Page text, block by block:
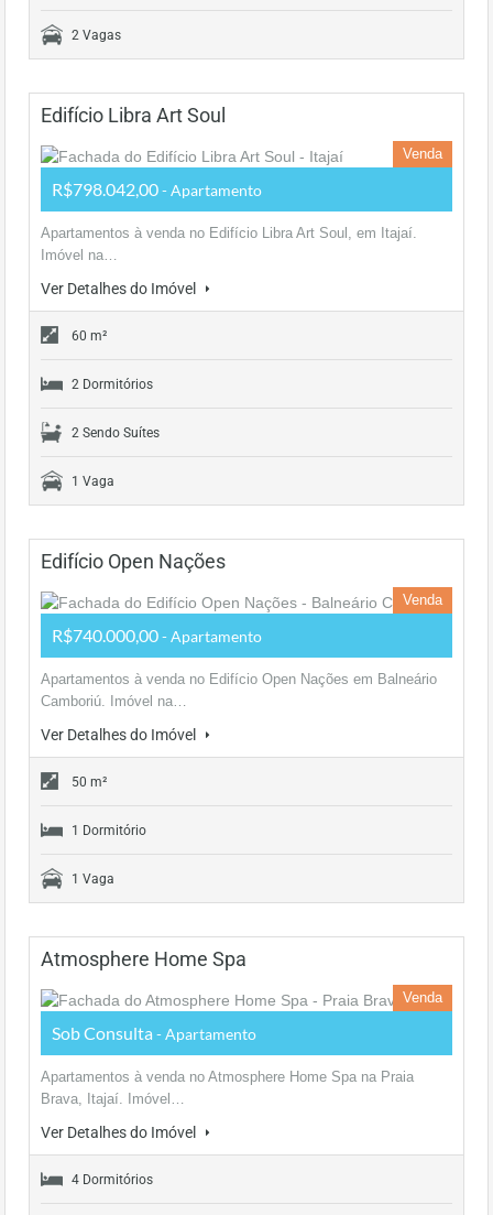
2 Vagas
Edifício Libra Art Soul
Venda
R$798.042,00- Apartamento
Apartamentos à venda no Edifício Libra Art Soul, em Itajaí.
Imóvel na…
Ver Detalhes do Imóvel
60 m²
2 Dormitórios
2 Sendo Suítes
1 Vaga
Edifício Open Nações
Venda
R$740.000,00- Apartamento
Apartamentos à venda no Edifício Open Nações em Balneário
Camboriú. Imóvel na…
Ver Detalhes do Imóvel
50 m²
1 Dormitório
1 Vaga
Atmosphere Home Spa
Venda
Sob Consulta - Apartamento
Apartamentos à venda no Atmosphere Home Spa na Praia
Brava, Itajaí. Imóvel…
Ver Detalhes do Imóvel
4 Dormitórios